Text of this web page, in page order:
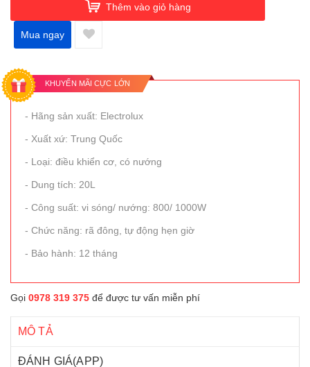
Thêm vào giỏ hàng
Mua ngay
KHUYẾN MÃI CỰC LỚN
- Hãng sản xuất: Electrolux
- Xuất xứ: Trung Quốc
- Loại: điều khiển cơ, có nướng
- Dung tích: 20L
- Công suất: vi sóng/ nướng: 800/ 1000W
- Chức năng: rã đông, tự động hẹn giờ
- Bảo hành: 12 tháng
Gọi 0978 319 375 để được tư vấn miễn phí
MÔ TẢ
ĐÁNH GIÁ(APP)